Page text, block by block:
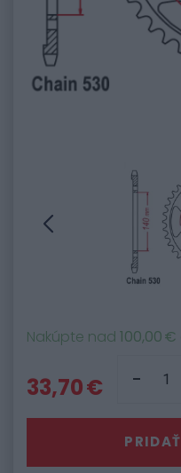
Nakúpte nad 100,00 €
33,70 €